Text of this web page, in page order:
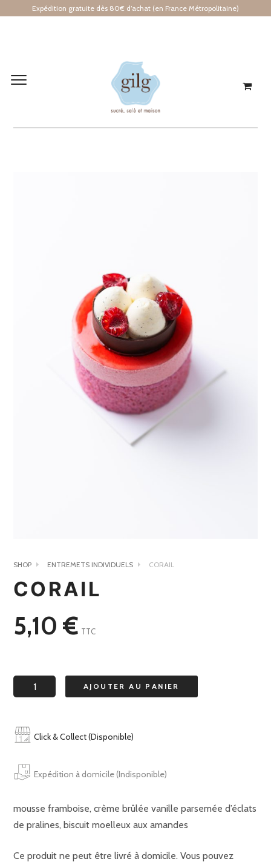
Expédition gratuite dès 80€ d’achat (en France Métropolitaine)
SHOP ENTREMETS INDIVIDUELS CORAIL
CORAIL
5,10 € TTC
quantité
de
AJOUTER AU PANIER
Click & Collect (Disponible)
Expédition à domicile (Indisponible)
mousse framboise, crème brûlée vanille parsemée d’éclats
de pralines, biscuit moelleux aux amandes
Ce produit ne peut être livré à domicile. Vous pouvez